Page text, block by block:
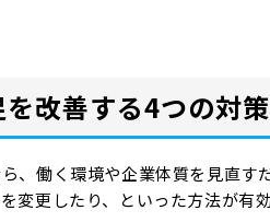
改善する4つの対策
、働く環境や企業体質を見直す
変更したり、といった方法が有効